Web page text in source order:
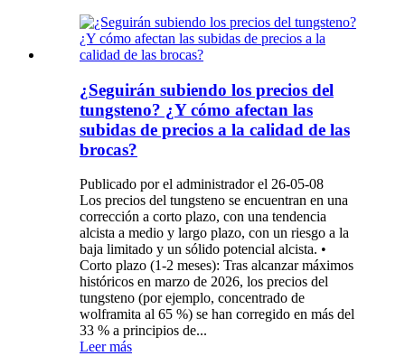
¿Seguirán subiendo los precios del
tungsteno? ¿Y cómo afectan las
subidas de precios a la calidad de las
brocas?
Publicado por el administrador el 26-05-08
Los precios del tungsteno se encuentran en una
corrección a corto plazo, con una tendencia
alcista a medio y largo plazo, con un riesgo a la
baja limitado y un sólido potencial alcista. •
Corto plazo (1-2 meses): Tras alcanzar máximos
históricos en marzo de 2026, los precios del
tungsteno (por ejemplo, concentrado de
wolframita al 65 %) se han corregido en más del
33 % a principios de...
Leer más